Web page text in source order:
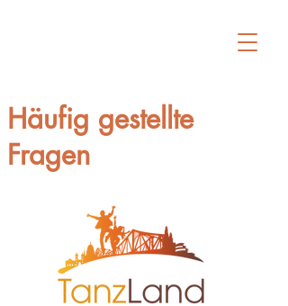
Häufig gestellte
Fragen